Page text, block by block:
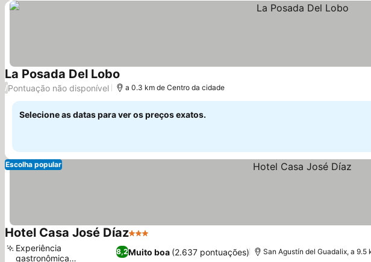
La Posada Del Lobo
/Pontuação não disponível a 0.3 km de Centro da cidade
Selecione as datas para ver os preços exatos.
Escolha popular
Hotel Casa José Díaz3 Estrelas
8,2Muito boa (2.637 pontuações)
Experiência
gastronômica
San Agustín del Guadalix, a 9.5